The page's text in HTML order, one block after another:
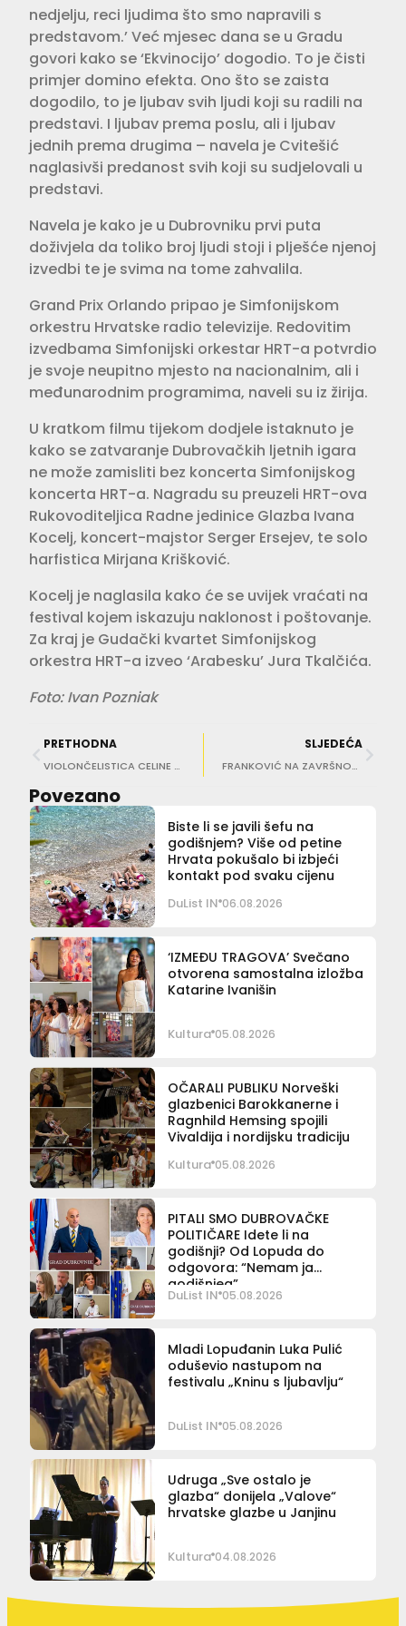
nedjelju, reci ljudima što smo napravili s
predstavom.’ Već mjesec dana se u Gradu
govori kako se ‘Ekvinocijo’ dogodio. To je čisti
primjer domino efekta. Ono što se zaista
dogodilo, to je ljubav svih ljudi koji su radili na
predstavi. I ljubav prema poslu, ali i ljubav
jednih prema drugima – navela je Cvitešić
naglasivši predanost svih koji su sudjelovali u
predstavi.
Navela je kako je u Dubrovniku prvi puta
doživjela da toliko broj ljudi stoji i plješće njenoj
izvedbi te je svima na tome zahvalila.
Grand Prix Orlando pripao je Simfonijskom
orkestru Hrvatske radio televizije. Redovitim
izvedbama Simfonijski orkestar HRT-a potvrdio
je svoje neupitno mjesto na nacionalnim, ali i
međunarodnim programima, naveli su iz žirija.
U kratkom filmu tijekom dodjele istaknuto je
kako se zatvaranje Dubrovačkih ljetnih igara
ne može zamisliti bez koncerta Simfonijskog
koncerta HRT-a. Nagradu su preuzeli HRT-ova
Rukovoditeljica Radne jedinice Glazba Ivana
Kocelj, koncert-majstor Serger Ersejev, te solo
harfistica Mirjana Krišković.
Kocelj je naglasila kako će se uvijek vraćati na
festival kojem iskazuju naklonost i poštovanje.
Za kraj je Gudački kvartet Simfonijskog
orkestra HRT-a izveo ‘Arabesku’ Jura Tkalčića.
Foto: Ivan Pozniak
PRETHODNA
VIOLONČELISTICA CELINE FLAMEN Čeka nas romantičan Stradun Classic
SLJEDEĆA
FRANKOVIĆ NA ZAVRŠNOJ PRESSICI Svake iduće Igre mjerit će se po 75. Dubrovačkim ljetnim igrama
Povezano
Biste li se javili šefu na
godišnjem? Više od petine
Hrvata pokušalo bi izbjeći
kontakt pod svaku cijenu
DuList IN 06.08.2026
‘IZMEĐU TRAGOVA’ Svečano
otvorena samostalna izložba
Katarine Ivanišin
Kultura 05.08.2026
OČARALI PUBLIKU Norveški
glazbenici Barokkanerne i
Ragnhild Hemsing spojili
Vivaldija i nordijsku tradiciju
Kultura 05.08.2026
PITALI SMO DUBROVAČKE
POLITIČARE Idete li na
godišnji? Od Lopuda do
odgovora: “Nemam ja
godišnjeg”
DuList IN 05.08.2026
Mladi Lopuđanin Luka Pulić
oduševio nastupom na
festivalu „Kninu s ljubavlju“
DuList IN 05.08.2026
Udruga „Sve ostalo je
glazba“ donijela „Valove“
hrvatske glazbe u Janjinu
Kultura 04.08.2026